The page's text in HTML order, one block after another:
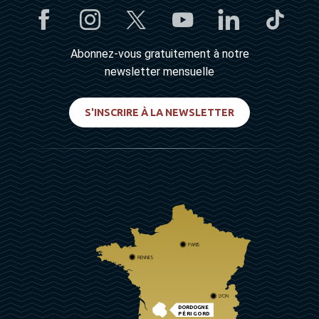
Abonnez-vous gratuitement à notre
newsletter mensuelle
S'INSCRIRE À LA NEWSLETTER
DORDOGNE
PÉRIGORD
PARIS
RENNES
LYON